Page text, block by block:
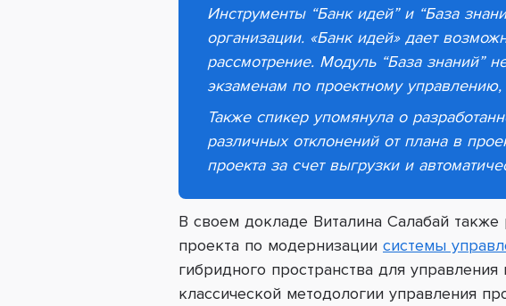
Инструменты “Банк идей” и “База
организации. «Банк идей»дает
рассмотрение. Модуль “База знаний”
экзаменам по проектному
Также спикер упомянула о
различных отклонений от плана в
проекта за счет выгрузки и
В своем докладе Виталина Салабай
проекта по модернизации системы
гибридного пространства для
классической методологии управления